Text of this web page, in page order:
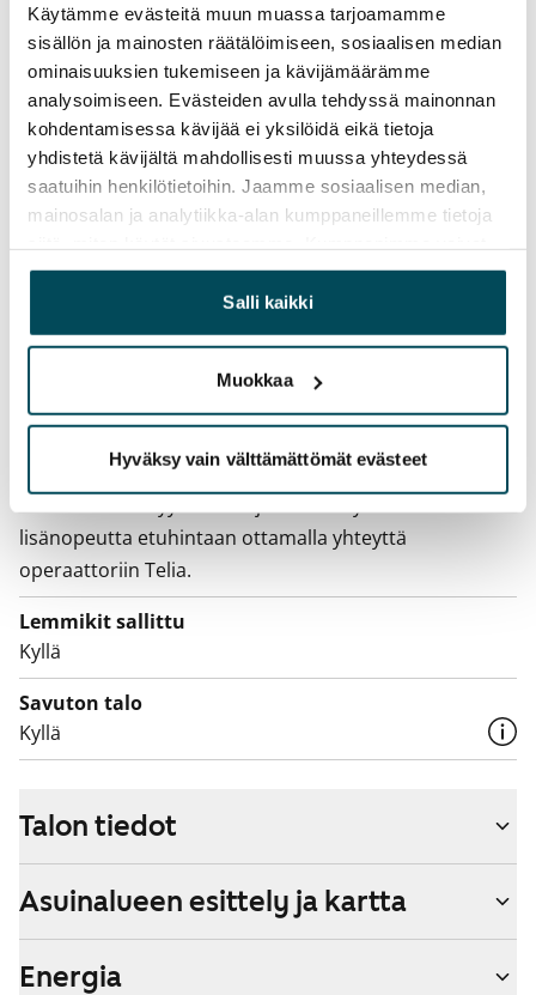
Käytämme evästeitä muun muassa tarjoamamme
sisällön ja mainosten räätälöimiseen, sosiaalisen median
ominaisuuksien tukemiseen ja kävijämäärämme
analysoimiseen. Evästeiden avulla tehdyssä mainonnan
kohdentamisessa kävijää ei yksilöidä eikä tietoja
yhdistetä kävijältä mahdollisesti muussa yhteydessä
saatuihin henkilötietoihin. Jaamme sosiaalisen median,
mainosalan ja analytiikka-alan kumppaneillemme tietoja
yhdistää näitä tietoja muihin tietoihin, joita olet antanut
heille tai joita on kerätty, kun olet käyttänyt heidän
palvelujaan.
Salli kaikki
Muokkaa
Hyväksy vain välttämättömät evästeet
Toistaiseksi voimassa oleva, minimi asumisaika
12 kk
Irtisanomis­mahdollisuus
12 kk vuokrasopimuksesta tai sopimussakolla
aiemmin
Kotivakuutus
27 €/hlö/kk
Vuokralainen solmii itse sähkösopimuksen.
Laajakaista
lisänopeutta etuhintaan ottamalla yhteyttä
operaattoriin Telia.
Lemmikit sallittu
Kyllä
Savuton talo
Kyllä
Talon tiedot
Asuinalueen esittely ja kartta
Energia